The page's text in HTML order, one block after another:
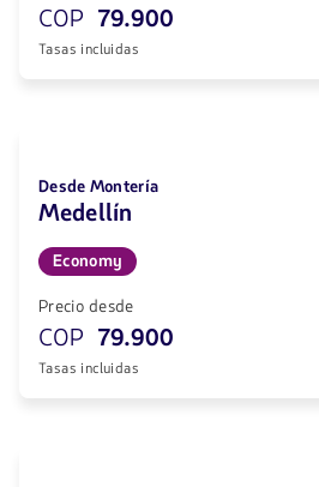
COP 79.900
Tasas incluidas
Desde Montería
Medellín
Economy
Precio desde
COP 79.900
Tasas incluidas